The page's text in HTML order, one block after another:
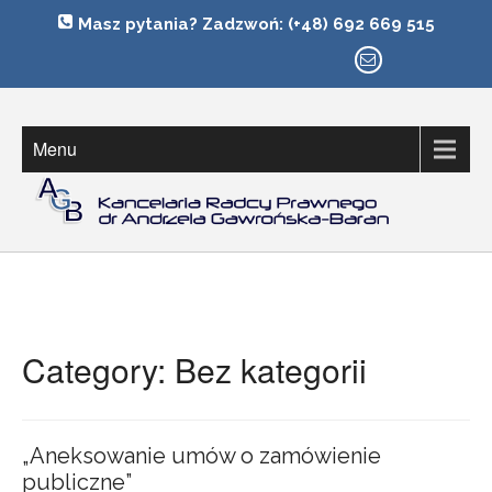
Masz pytania? Zadzwoń: (+48) 692 669 515
AGB – KANCELARIA
Menu
Category: Bez kategorii
„Aneksowanie umów o zamówienie
publiczne”